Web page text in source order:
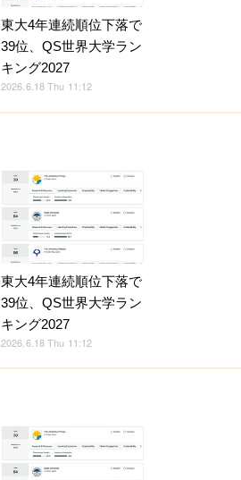
東大4年連続順位下落で
39位、QS世界大学ラン
キング2027
2026.6.18 Thu 11:12
東大4年連続順位下落で
39位、QS世界大学ラン
キング2027
2026.6.18 Thu 11:12